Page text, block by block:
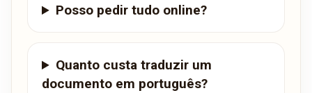
Posso pedir tudo online?
Quanto custa traduzir um
documento em português?